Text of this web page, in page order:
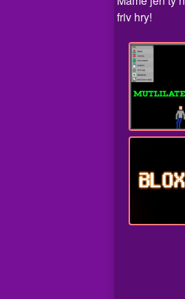
friv hry!